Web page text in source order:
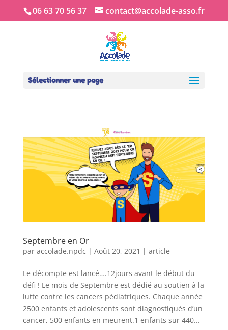
06 63 70 56 37 contact@accolade-asso.fr
Sélectionner une page
Septembre en Or
par accolade.npdc | Août 20, 2021 | article
Le décompte est lancé….12jours avant le début du
défi ! Le mois de Septembre est dédié au soutien à la
lutte contre les cancers pédiatriques. Chaque année
2500 enfants et adolescents sont diagnostiqués d’un
cancer, 500 enfants en meurent.1 enfants sur 440...